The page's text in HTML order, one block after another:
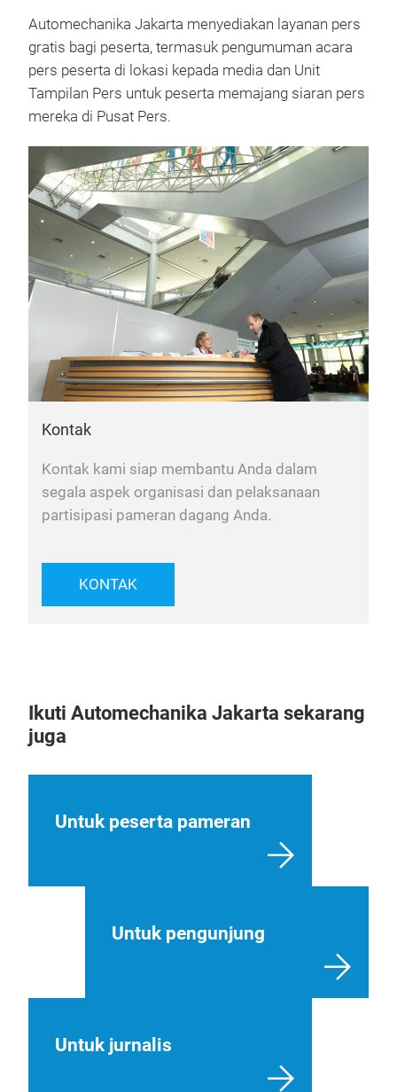
Automechanika Jakarta menyediakan layanan pers
gratis bagi peserta, termasuk pengumuman acara
pers peserta di lokasi kepada media dan Unit
Tampilan Pers untuk peserta memajang siaran pers
mereka di Pusat Pers.
Kontak
Kontak kami siap membantu Anda dalam
segala aspek organisasi dan pelaksanaan
partisipasi pameran dagang Anda.
KONTAK
Ikuti Automechanika Jakarta sekarang
juga
Untuk peserta pameran
Untuk pengunjung
Untuk jurnalis